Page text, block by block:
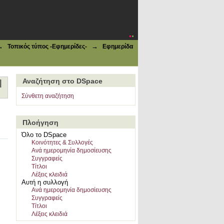
Τοπικός τύπος -Εφημερίδες- →
Εφημερίδα
Αναζήτηση στο DSpace
Σύνθετη αναζήτηση
Πλοήγηση
Όλο το DSpace
Κοινότητες & Συλλογές
Ανά ημερομηνία δημοσίευσης
Συγγραφείς
Τίτλοι
Λέξεις κλειδιά
Αυτή η συλλογή
Ανά ημερομηνία δημοσίευσης
Συγγραφείς
Τίτλοι
Λέξεις κλειδιά